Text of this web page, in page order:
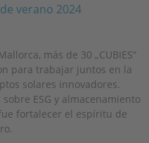
verano 2024
más de 30 „CUBIES“
para trabajar juntos en la
solares innovadores.
ESG y almacenamiento
fortalecer el espíritu de